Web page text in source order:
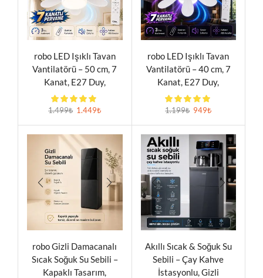
robo LED Işıklı Tavan
Vantilatörü – 50 cm, 7
Kanat, E27 Duy,
Uzaktan Kumandalı
1.499₺ 1.449₺
robo LED Işıklı Tavan
Vantilatörü – 40 cm, 7
Kanat, E27 Duy,
Uzaktan Kumandalı
1.199₺ 949₺
robo Gizli Damacanalı
Sıcak Soğuk Su Sebili –
Kapaklı Tasarım,
Akıllı Sıcak & Soğuk Su
Sebili – Çay Kahve
İstasyonlu, Gizli